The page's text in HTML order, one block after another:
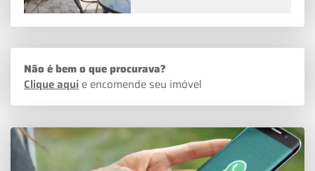
Não é bem o que procurava?
Clique aqui e encomende seu imóvel